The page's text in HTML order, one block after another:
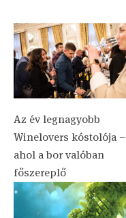
Az év legnagyobb
Winelovers kóstolója –
ahol a bor valóban
főszereplő